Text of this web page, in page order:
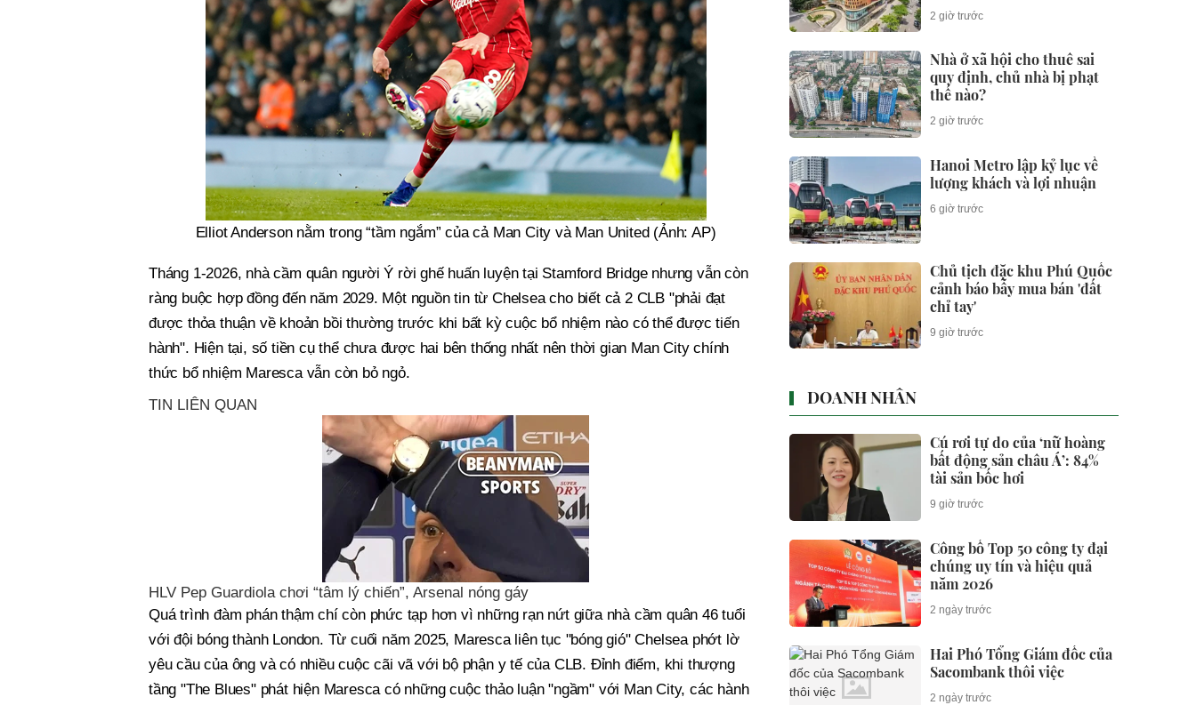
Elliot Anderson nằm trong “tầm ngắm” của cả Man City và Man United (Ảnh: AP)
Tháng 1-2026, nhà cầm quân người Ý rời ghế huấn luyện tại Stamford Bridge nhưng vẫn còn
ràng buộc hợp đồng đến năm 2029. Một nguồn tin từ Chelsea cho biết cả 2 CLB "phải đạt
được thỏa thuận về khoản bồi thường trước khi bất kỳ cuộc bổ nhiệm nào có thể được tiến
hành". Hiện tại, số tiền cụ thể chưa được hai bên thống nhất nên thời gian Man City chính
thức bổ nhiệm Maresca vẫn còn bỏ ngỏ.
TIN LIÊN QUAN
HLV Pep Guardiola chơi “tâm lý chiến”, Arsenal nóng gáy
Quá trình đàm phán thậm chí còn phức tạp hơn vì những rạn nứt giữa nhà cầm quân 46 tuổi
với đội bóng thành London. Từ cuối năm 2025, Maresca liên tục "bóng gió" Chelsea phớt lờ
yêu cầu của ông và có nhiều cuộc cãi vã với bộ phận y tế của CLB. Đỉnh điểm, khi thượng
tầng "The Blues" phát hiện Maresca có những cuộc thảo luận "ngầm" với Man City, các hành
2 giờ trước
Nhà ở xã hội cho thuê sai
quy định, chủ nhà bị phạt
thế nào?
2 giờ trước
Hanoi Metro lập kỷ lục về
lượng khách và lợi nhuận
6 giờ trước
Chủ tịch đặc khu Phú Quốc
cảnh báo bẫy mua bán 'đất
chỉ tay'
9 giờ trước
DOANH NHÂN
Cú rơi tự do của ‘nữ hoàng
bất động sản châu Á’: 84%
tài sản bốc hơi
9 giờ trước
Công bố Top 50 công ty đại
chúng uy tín và hiệu quả
năm 2026
2 ngày trước
Hai Phó Tổng Giám đốc của
Sacombank thôi việc
2 ngày trước